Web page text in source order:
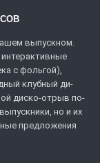
выпускном.
с фольгой),
клубный ди-
диско-отрыв по-
но и их
предложения